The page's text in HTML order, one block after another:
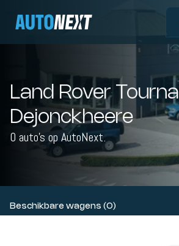
Land Rover
Dejonckheere
0 auto's op AutoNext.
Beschikbare wagens (0)